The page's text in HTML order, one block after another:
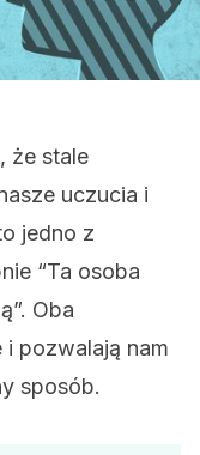
że stale
uczucia i
jedno z
“Ta osoba
Oba
pozwalają nam
sposób.